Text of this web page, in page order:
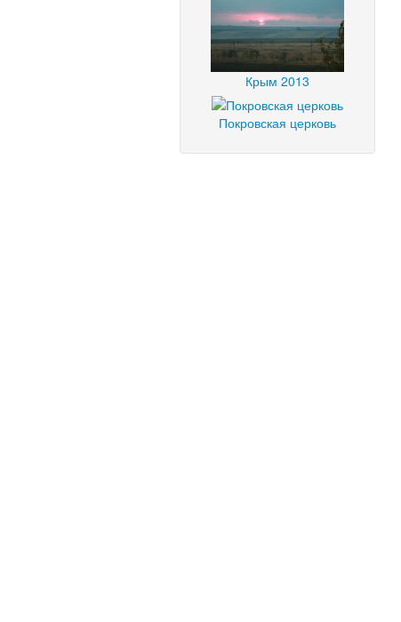
Крым 2013
Покровская церковь